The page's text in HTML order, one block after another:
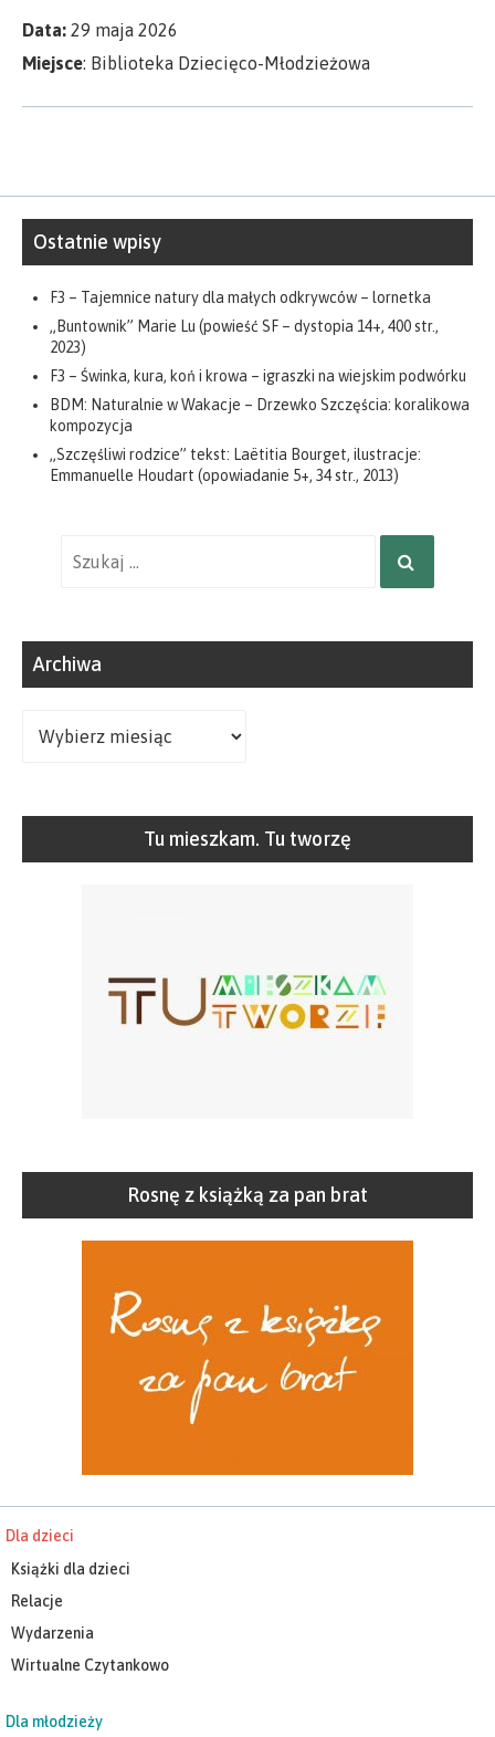
Data: 29 maja 2026
Miejsce: Biblioteka Dziecięco-Młodzieżowa
Ostatnie wpisy
F3 – Tajemnice natury dla małych odkrywców – lornetka
„Buntownik” Marie Lu (powieść SF – dystopia 14+, 400 str.,
2023)
F3 – Świnka, kura, koń i krowa – igraszki na wiejskim podwórku
BDM: Naturalnie w Wakacje – Drzewko Szczęścia: koralikowa
kompozycja
„Szczęśliwi rodzice” tekst: Laëtitia Bourget, ilustracje:
Emmanuelle Houdart (opowiadanie 5+, 34 str., 2013)
SZUKAJ
Archiwa
Tu mieszkam. Tu tworzę
Rosnę z książką za pan brat
Dla dzieci
Książki dla dzieci
Relacje
Wydarzenia
Wirtualne Czytankowo
Dla młodzieży